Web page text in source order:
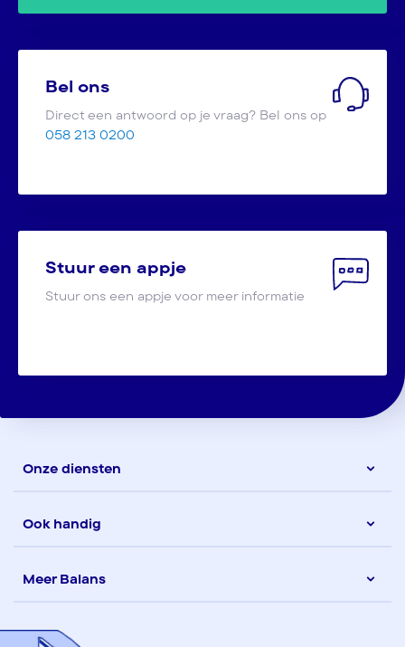
Bel ons
Direct een antwoord op je vraag? Bel ons op
058 213 0200
Stuur een appje
Stuur ons een appje voor meer informatie
Onze diensten
Ook handig
Meer Balans